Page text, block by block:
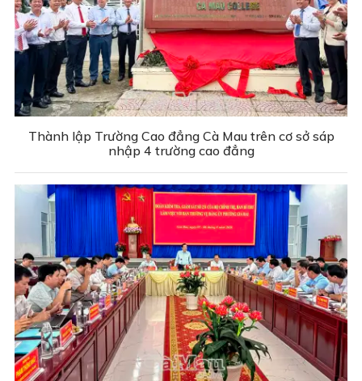
Thành lập Trường Cao đẳng Cà Mau trên cơ sở sáp
nhập 4 trường cao đẳng